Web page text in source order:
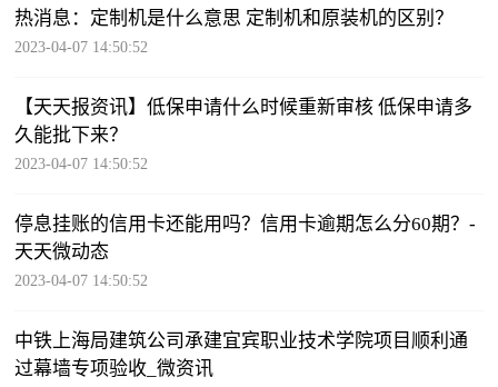
热消息：定制机是什么意思 定制机和原装机的区别？
2023-04-07 14:50:52
【天天报资讯】低保申请什么时候重新审核 低保申请多
久能批下来？
2023-04-07 14:50:52
停息挂账的信用卡还能用吗？信用卡逾期怎么分60期？-
天天微动态
2023-04-07 14:50:52
中铁上海局建筑公司承建宜宾职业技术学院项目顺利通
过幕墙专项验收_微资讯